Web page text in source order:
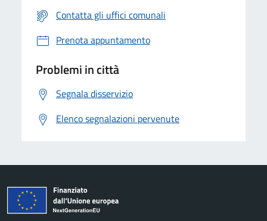
Contatta gli uffici comunali
Prenota appuntamento
Problemi in città
Segnala disservizio
Elenco segnalazioni pervenute